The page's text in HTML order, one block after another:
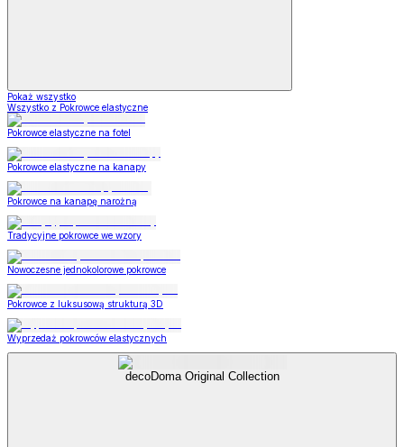
Pokaż wszystko
Wszystko z Pokrowce elastyczne
Pokrowce elastyczne na fotel
Pokrowce elastyczne na kanapy
Pokrowce na kanapę narożną
Tradycyjne pokrowce we wzory
Nowoczesne jednokolorowe pokrowce
Pokrowce z luksusową strukturą 3D
Wyprzedaż pokrowców elastycznych
decoDoma Original Collection